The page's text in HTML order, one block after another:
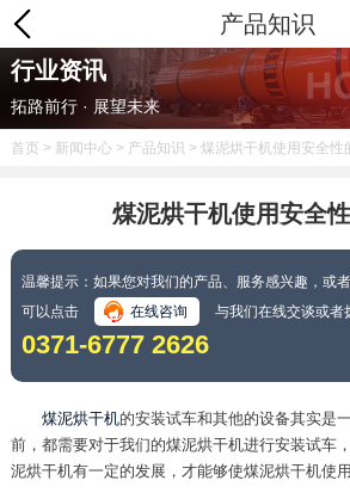
产品知识
行业资讯
拓路前行 · 展望未来
首页 > 新闻中心> 产品知识 > 煤泥烘干机使用安全性
煤泥烘干机使用安全
温馨提示：如果您对我们的产品、服务感兴趣，或
可以点击
在线咨询 与我们在线交谈或者
0371-6777 2626
煤泥烘干机的安装试车和其他的设备其实是
前，都需要对于我们的煤泥烘干机进行安装试车
泥烘干机有一定的发展，才能够使煤泥烘干机使用